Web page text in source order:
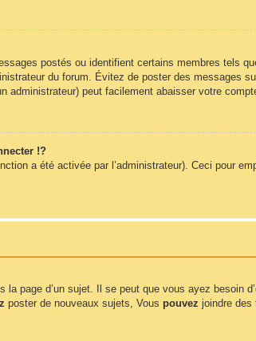
postés ou identifient certains membres tels
du forum. Évitez de poster des messages
peut facilement abaisser votre
!?
a été activée par l’administrateur). Ceci pour
page d’un sujet. Il se peut que vous ayez besoin
poster de nouveaux sujets, Vous pouvez joindre des